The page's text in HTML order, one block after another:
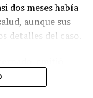
dos meses había
aunque sus
detalles del caso.
que “a
el penoso